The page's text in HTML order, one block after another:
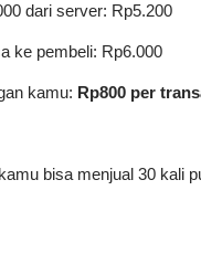
dari server: Rp5.200
ke pembeli: Rp6.000
kamu: Rp800 per
bisa menjual 30 kali